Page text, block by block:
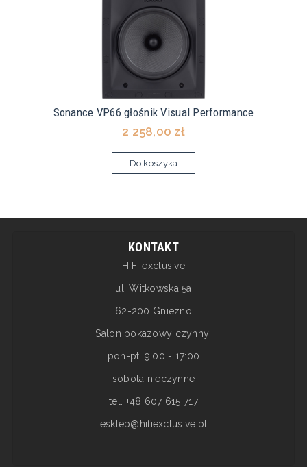
Sonance VP66 głośnik Visual Performance
2 258,00 zł
Do koszyka
KONTAKT
HiFI exclusive
ul. Witkowska 5a
62-200 Gniezno
Salon pokazowy czynny:
pon-pt: 9:00 - 17:00
sobota nieczynne
tel. +48 607 615 717
esklep@hifiexclusive.pl